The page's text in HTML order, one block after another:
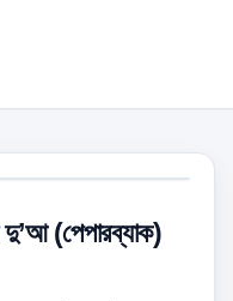
দু’আ (পেপারব্যাক)